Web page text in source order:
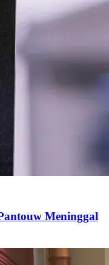
Meninggal